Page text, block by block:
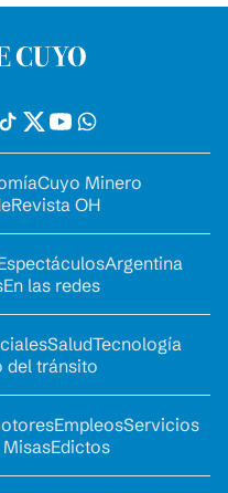
Cuyo Minero
Revista OH
Argentina
En las redes
SaludTecnología
del tránsito
EmpleosServicios
Edictos